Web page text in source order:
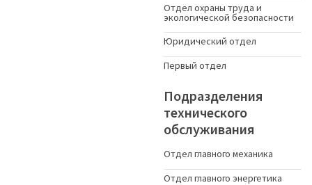
Отдел охраны труда и
экологической безопасности
Юридический отдел
Первый отдел
Подразделения
технического
обслуживания
Отдел главного механика
Отдел главного энергетика